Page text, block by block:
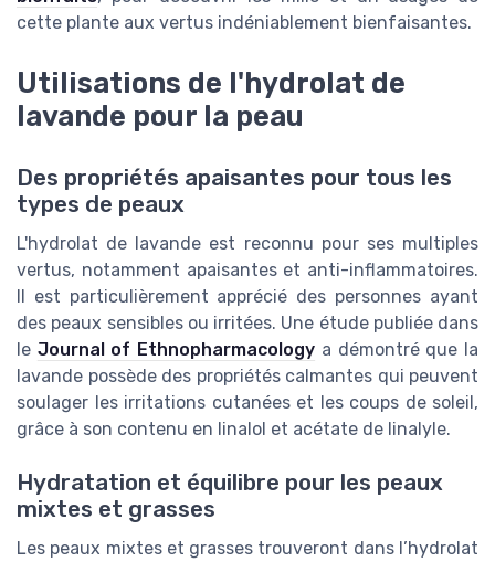
cette plante aux vertus indéniablement bienfaisantes.
Utilisations de l'hydrolat de
lavande pour la peau
Des propriétés apaisantes pour tous les
types de peaux
L'hydrolat de lavande est reconnu pour ses multiples
vertus, notamment apaisantes et anti-inflammatoires.
Il est particulièrement apprécié des personnes ayant
des peaux sensibles ou irritées. Une étude publiée dans
le Journal of Ethnopharmacology a démontré que la
lavande possède des propriétés calmantes qui peuvent
soulager les irritations cutanées et les coups de soleil,
grâce à son contenu en linalol et acétate de linalyle.
Hydratation et équilibre pour les peaux
mixtes et grasses
Les peaux mixtes et grasses trouveront dans l’hydrolat